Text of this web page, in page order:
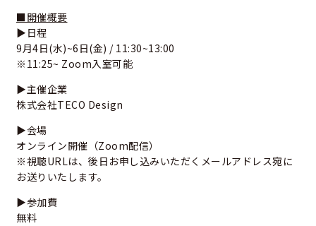
■開催概要
▶日程
9月4日(水)~6日(金) / 11:30~13:00
※11:25~ Zoom入室可能
▶主催企業
株式会社TECO Design
▶会場
オンライン開催（Zoom配信）
※視聴URLは、後日お申し込みいただくメールアドレス宛に
お送りいたします。
▶参加費
無料